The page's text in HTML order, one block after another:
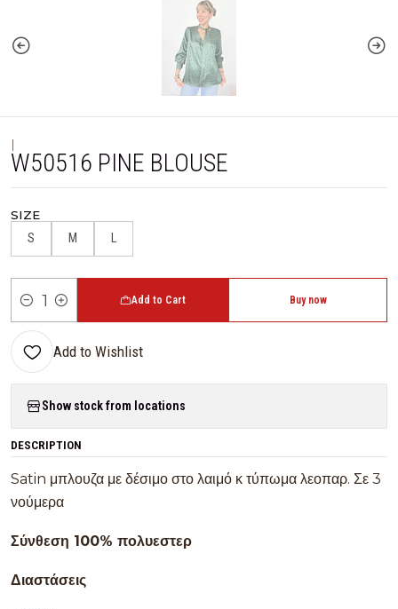
|
W50516 PINE BLOUSE
SIZE
S M L
Quantity
Add to Cart Buy now
Add to Wishlist
Show stock from locations
DESCRIPTION
Satin μπλουζα με δέσιμο στο λαιμό κ τύπωμα λεοπαρ. Σε 3
νούμερα
Σύνθεση 100% πολυεστερ
Διαστάσεις